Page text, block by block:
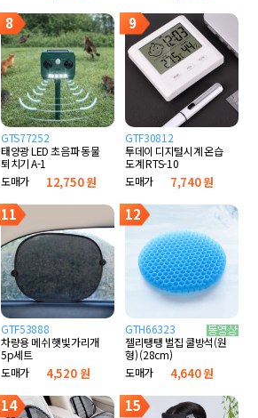
8
GTS77252
태양광 LED 초음파 동물
퇴치기 A-1
도매가
12,750 원
9
GTF30812
투데이 디지털시계 온습
도계 RTS-10
도매가
7,740 원
11
GTF53888
차량용 메쉬 햇빛가리개
5p세트
도매가
4,520 원
12
GTH66323
젤리탱탱 벌집 쿨방석(원
형) (28cm)
도매가
4,640 원
14 15